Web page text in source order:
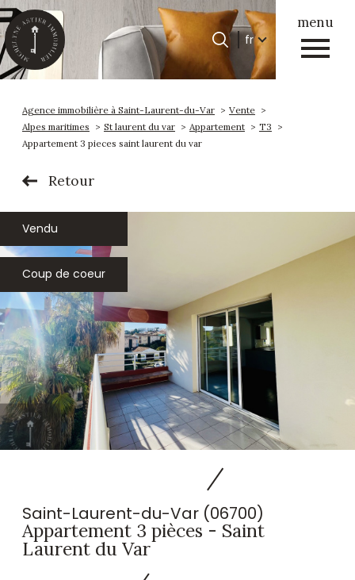
menu
Langue
fr
Accueil 0 Langue
fr
Agence immobilière à Saint-Laurent-du-Var
Vente
Alpes maritimes
St laurent du var Appartement
T3
Appartement 3 pieces saint laurent du var
Retour
Vendu
Coup de coeur
Saint-Laurent-du-Var (06700)
Appartement 3 pièces - Saint
Laurent du Var